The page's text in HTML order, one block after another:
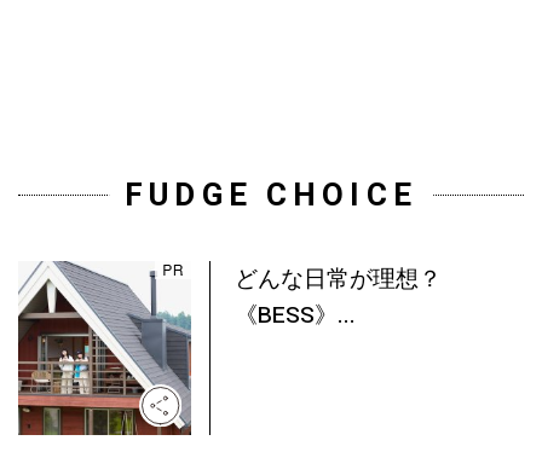
FUDGE CHOICE
どんな日常が理想？
《BESS》...